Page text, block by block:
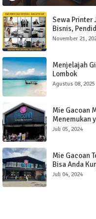
Sewa Printer
Bisnis,
November 21,
Menjelajah
Lombok
Agustus 08, 2025
Mie Gacoan
Menemukan
Juli 05, 2024
Mie Gacoan
Bisa Anda
Juli 04, 2024